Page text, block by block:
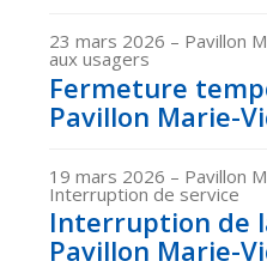
23 mars 2026 – Pavillon
aux usagers
Fermeture
Pavillon Marie-
19 mars 2026 – Pavillon
Interruption de service
Interruption de
Pavillon Marie-